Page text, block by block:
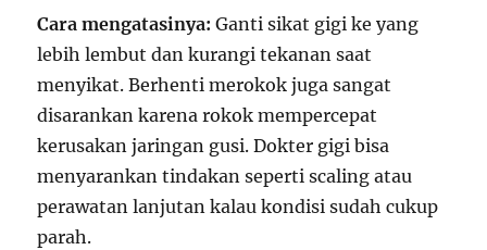
Cara mengatasinya: Ganti sikat gigi ke yang
lebih lembut dan kurangi tekanan saat
menyikat. Berhenti merokok juga sangat
disarankan karena rokok mempercepat
kerusakan jaringan gusi. Dokter gigi bisa
menyarankan tindakan seperti scaling atau
perawatan lanjutan kalau kondisi sudah cukup
parah.